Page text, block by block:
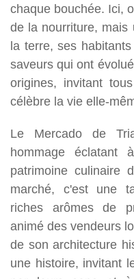
chaque bouchée. Ici,
de la nourriture, mais
la terre, ses
saveurs qui ont
origines, invitant
célèbre la vie elle-
Le Mercado de
hommage
patrimoine culinaire
marché, c'est une
riches arômes de
animé des vendeurs
de son architecture
une histoire, invitant